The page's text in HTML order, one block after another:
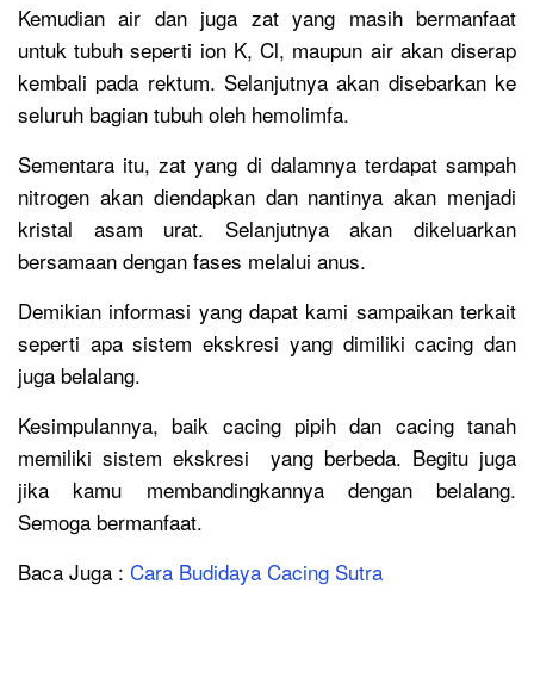
Kemudian air dan juga zat yang masih bermanfaat
untuk tubuh seperti ion K, Cl, maupun air akan diserap
kembali pada rektum. Selanjutnya akan disebarkan ke
seluruh bagian tubuh oleh hemolimfa.
Sementara itu, zat yang di dalamnya terdapat sampah
nitrogen akan diendapkan dan nantinya akan menjadi
kristal asam urat. Selanjutnya akan dikeluarkan
bersamaan dengan fases melalui anus.
Demikian informasi yang dapat kami sampaikan terkait
seperti apa sistem ekskresi yang dimiliki cacing dan
juga belalang.
Kesimpulannya, baik cacing pipih dan cacing tanah
memiliki sistem ekskresi yang berbeda. Begitu juga
jika kamu membandingkannya dengan belalang.
Semoga bermanfaat.
Baca Juga : Cara Budidaya Cacing Sutra